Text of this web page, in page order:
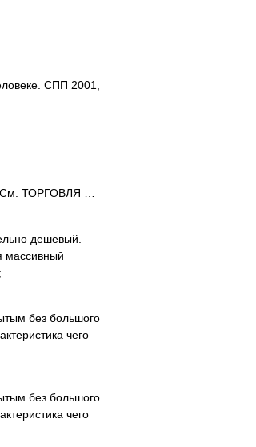
СПП 2001,
См. ТОРГОВЛЯ …
дешевый.
массивный
…
без большого
чего
без большого
чего